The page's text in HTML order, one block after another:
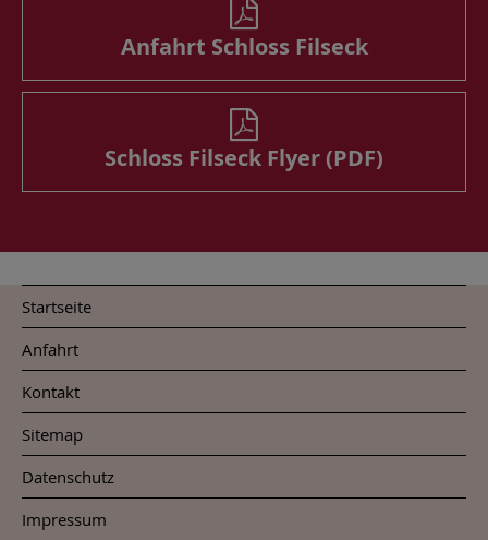
Anfahrt Schloss Filseck
Schloss Filseck Flyer (PDF)
Startseite
Anfahrt
Kontakt
Sitemap
Datenschutz
Impressum